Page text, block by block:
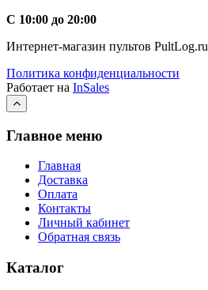
С 10:00 до 20:00
Интернет-магазин пультов PultLog.ru
Политика конфиденциальности
Работает на InSales
Главное меню
Главная
Доставка
Оплата
Контакты
Личный кабинет
Обратная связь
Каталог